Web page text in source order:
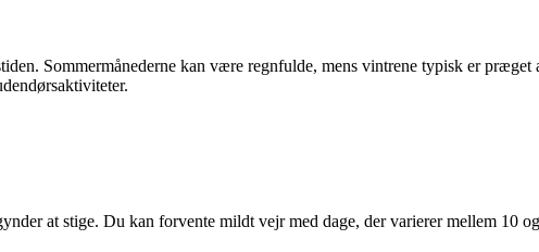
Sommermånederne kan være regnfulde, mens vintrene typisk er
at stige. Du kan forvente mildt vejr med dage, der varierer mellem 10